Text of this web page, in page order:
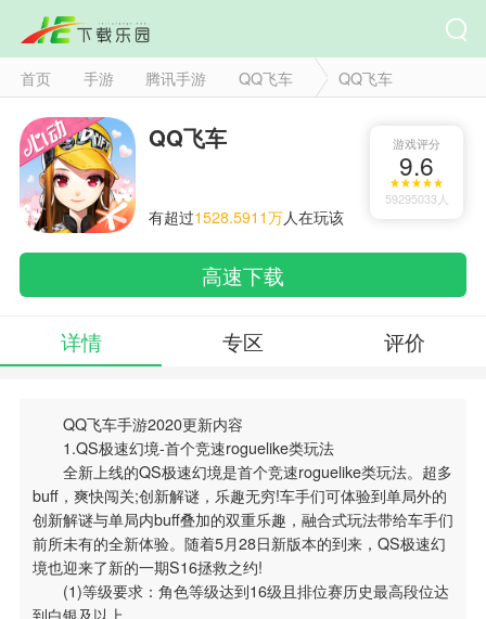
首页 手游 腾讯手游 QQ飞车 QQ飞车
QQ飞车
有超过1528.5911万人在玩该
游戏评分
9.6
59295033人
高速下载
详情 专区 评价
QQ飞车手游2020更新内容
1.QS极速幻境-首个竞速roguelike类玩法
全新上线的QS极速幻境是首个竞速roguelike类玩法。超多
buff，爽快闯关;创新解谜，乐趣无穷!车手们可体验到单局外的
创新解谜与单局内buff叠加的双重乐趣，融合式玩法带给车手们
前所未有的全新体验。随着5月28日新版本的到来，QS极速幻
境也迎来了新的一期S16拯救之约!
(1)等级要求：角色等级达到16级且排位赛历史最高段位达
到白银及以上